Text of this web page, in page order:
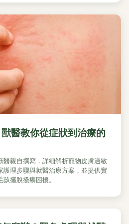
醫教你從症狀到治療的
醫親自撰寫，詳細解析寵物皮膚過敏
護理步驟與就醫治療方案，並提供實
擺脫搔癢困擾。